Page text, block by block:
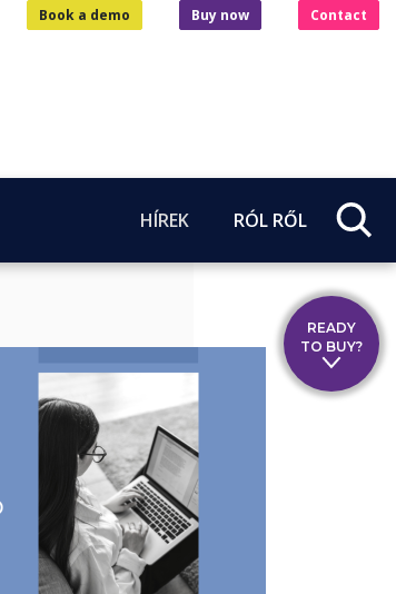
Book a demo Buy now Contact
HÍREK RÓL RŐL
READY
TO BUY?